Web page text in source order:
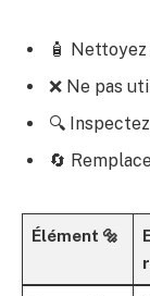
🧴
❌ Ne pas
🔍
🔄
Élément 🔩